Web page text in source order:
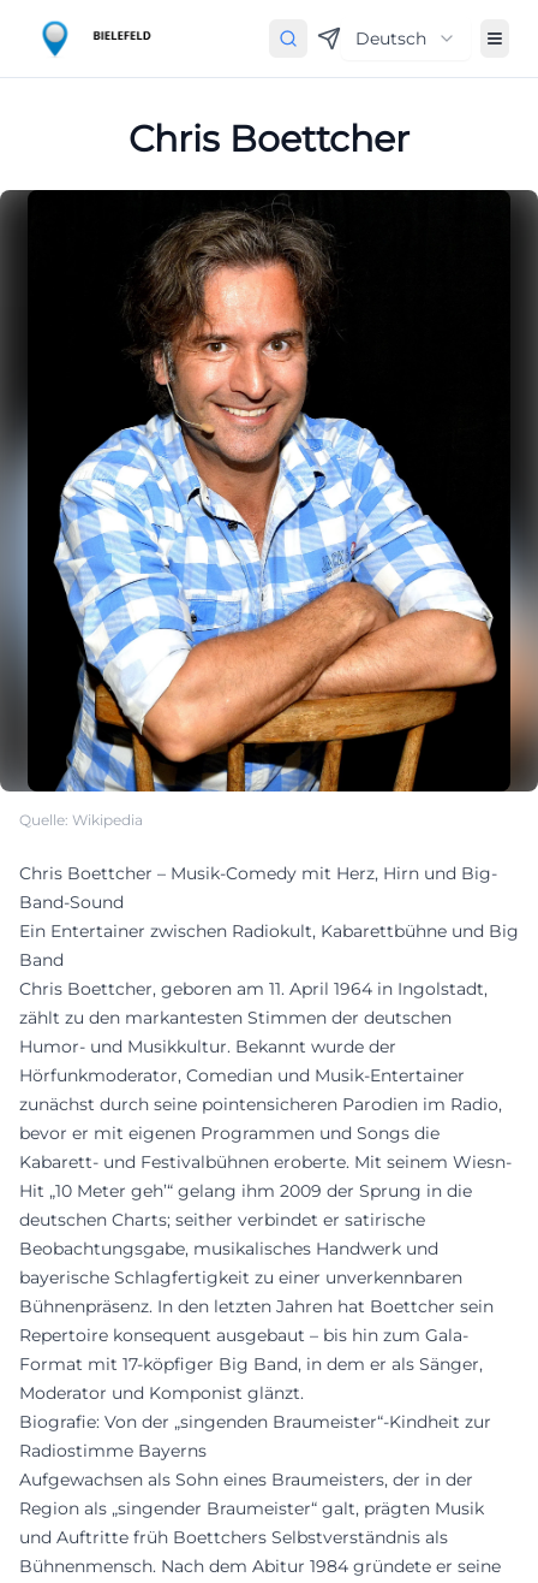
Deutsch
Chris Boettcher
Quelle: Wikipedia
Chris Boettcher – Musik-Comedy mit Herz, Hirn und Big-
Band-Sound
Ein Entertainer zwischen Radiokult, Kabarettbühne und Big
Band
Chris Boettcher, geboren am 11. April 1964 in Ingolstadt,
zählt zu den markantesten Stimmen der deutschen
Humor- und Musikkultur. Bekannt wurde der
Hörfunkmoderator, Comedian und Musik-Entertainer
zunächst durch seine pointensicheren Parodien im Radio,
bevor er mit eigenen Programmen und Songs die
Kabarett- und Festivalbühnen eroberte. Mit seinem Wiesn-
Hit „10 Meter geh’“ gelang ihm 2009 der Sprung in die
deutschen Charts; seither verbindet er satirische
Beobachtungsgabe, musikalisches Handwerk und
bayerische Schlagfertigkeit zu einer unverkennbaren
Bühnenpräsenz. In den letzten Jahren hat Boettcher sein
Repertoire konsequent ausgebaut – bis hin zum Gala-
Format mit 17-köpfiger Big Band, in dem er als Sänger,
Moderator und Komponist glänzt.
Biografie: Von der „singenden Braumeister“-Kindheit zur
Radiostimme Bayerns
Aufgewachsen als Sohn eines Braumeisters, der in der
Region als „singender Braumeister“ galt, prägten Musik
und Auftritte früh Boettchers Selbstverständnis als
Bühnenmensch. Nach dem Abitur 1984 gründete er seine